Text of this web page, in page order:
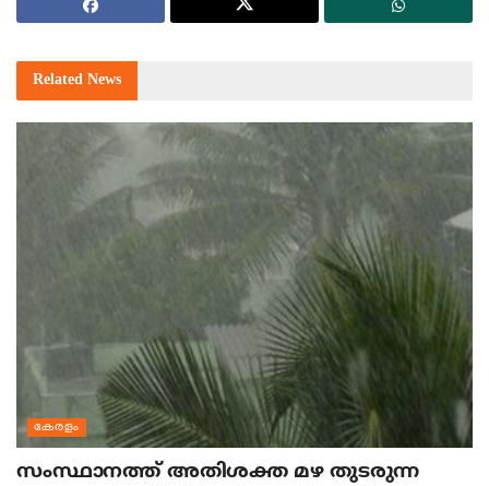
Related News
കേരളം
സംസ്ഥാനത്ത് അതിശക്ത മഴ തുടരുന്ന